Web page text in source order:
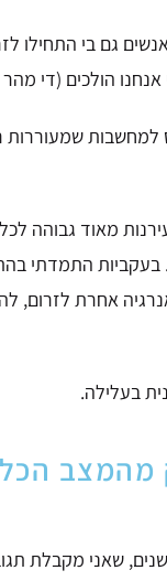
גם בי התחילו
הולכים (די
שמעוררות
מאוד גבוהה
בעקביות התמדתי
אחרת לזרום,
בעלילה.
מהמצב
שאני מקבלת